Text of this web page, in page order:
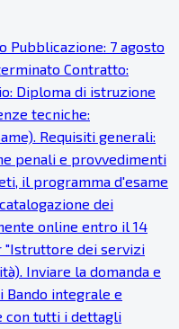
Pubblicazione: 7 agosto
Contratto:
Diploma di istruzione
tecniche:
Requisiti generali:
penali e provvedimenti
il programma d'esame
dei
online entro il 14
"Istruttore dei servizi
Inviare la domanda e
integrale e
con tutti i dettagli